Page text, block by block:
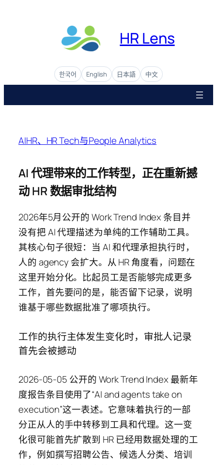
HR Lens
한국어 English 日本語 中文
AIHR、HR Tech与People Analytics
AI 代理带来的工作转型，正在重新撼
动 HR 数据审批结构
2026年5月公开的 Work Trend Index 条目并
没有把 AI 代理描述为单纯的工作辅助工具。
其核心句子很短：当 AI 和代理承担执行时，
人的 agency 会扩大。从 HR 角度看，问题在
这里开始分化。比起员工是否能够完成更多
工作，首先要问的是，能否留下记录，说明
谁基于哪些数据批准了哪项执行。
工作的执行主体发生变化时，审批人记录
首先会被撼动
2026-05-05 公开的 Work Trend Index 最新年
度报告条目使用了“AI and agents take on
execution”这一表述。它意味着执行的一部
分正从人的手中转移到工具和代理。这一变
化很可能首先扩散到 HR 已经用数据处理的工
作，例如撰写招聘公告、候选人分类、培训